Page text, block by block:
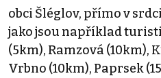
obci Šléglov, přímo v
jako jsou například
(5km), Ramzová (10km),
Vrbno (10km), Paprsek